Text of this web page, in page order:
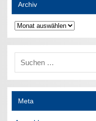
Archiv
Archiv
Meta